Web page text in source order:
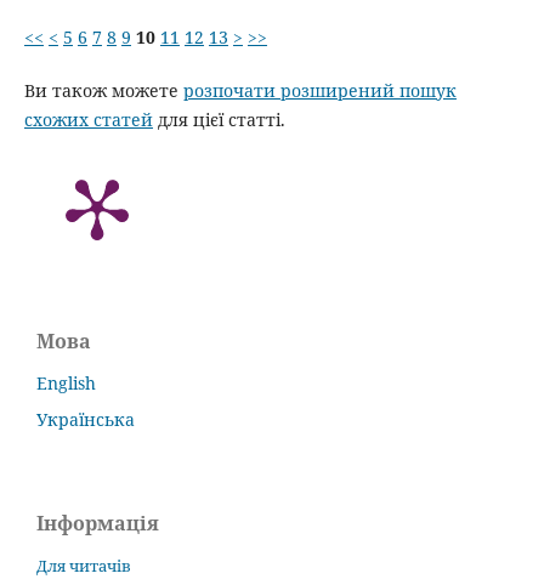
<< < 5 6 7 8 9 10 11 12 13 > >>
Ви також можете розпочати розширений пошук
схожих статейдля цієї статті.
Мова
English
Українська
Інформація
Для читачів